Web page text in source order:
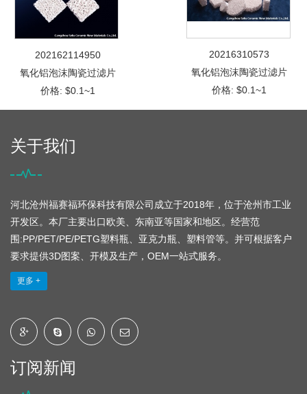
202162114950
氧化铝泡沫陶瓷过滤片
价格: $0.1~1
20216310573
氧化铝泡沫陶瓷过滤片
价格: $0.1~1
关于我们
河北沧州福赛福环保科技有限公司成立于2018年，位于沧州市工业
开发区。本厂主要出口欧美、东南亚等国家和地区。经营范
围:PP/PET/PE/PETG塑料瓶、亚克力瓶、塑料管等。并可根据客户
要求提供3D图案、开模及生产，OEM一站式服务。
更多 +
订阅新闻